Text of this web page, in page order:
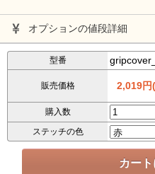
オプションの値段詳細
型番
販売価格 2,019円
購入数
ステッチの色